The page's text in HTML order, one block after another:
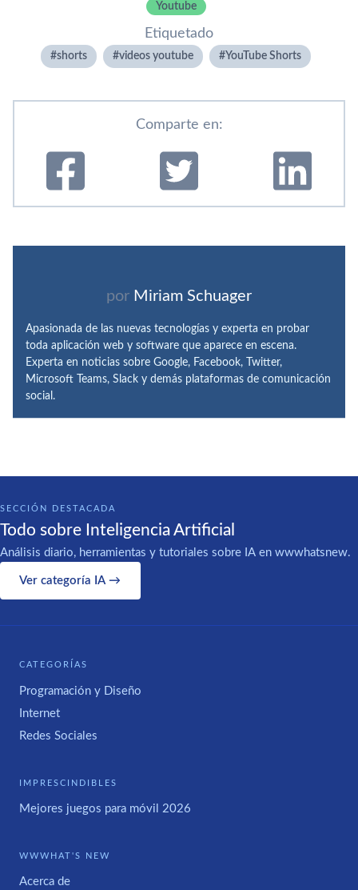
Youtube
Etiquetado
shorts videos youtube YouTube Shorts
Comparte en:
por Miriam Schuager
Apasionada de las nuevas tecnologías y experta en probar
toda aplicación web y software que aparece en escena.
Experta en noticias sobre Google, Facebook, Twitter,
Microsoft Teams, Slack y demás plataformas de comunicación
social.
SECCIÓN DESTACADA
Todo sobre Inteligencia Artificial
Análisis diario, herramientas y tutoriales sobre IA en wwwhatsnew.
Ver categoría IA →
CATEGORÍAS
Programación y Diseño
Internet
Redes Sociales
IMPRESCINDIBLES
Mejores juegos para móvil 2026
WWWHAT'S NEW
Acerca de